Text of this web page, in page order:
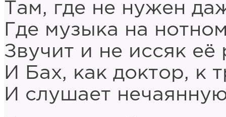
Там, где не нужен
Где музыка на
Звучит и не иссяк её
И Бах, как доктор, к
И слушает